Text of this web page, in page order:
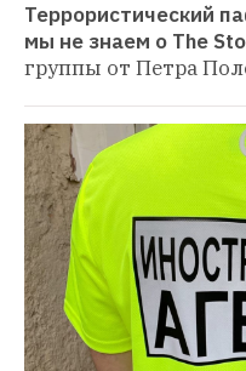
Террористический
мы не знаем о The
группы от Петра